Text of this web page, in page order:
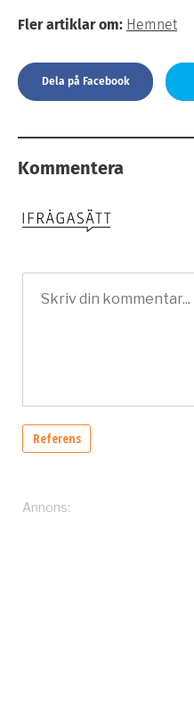
Fler artiklar om: Hemnet
Dela på Facebook
Kommentera